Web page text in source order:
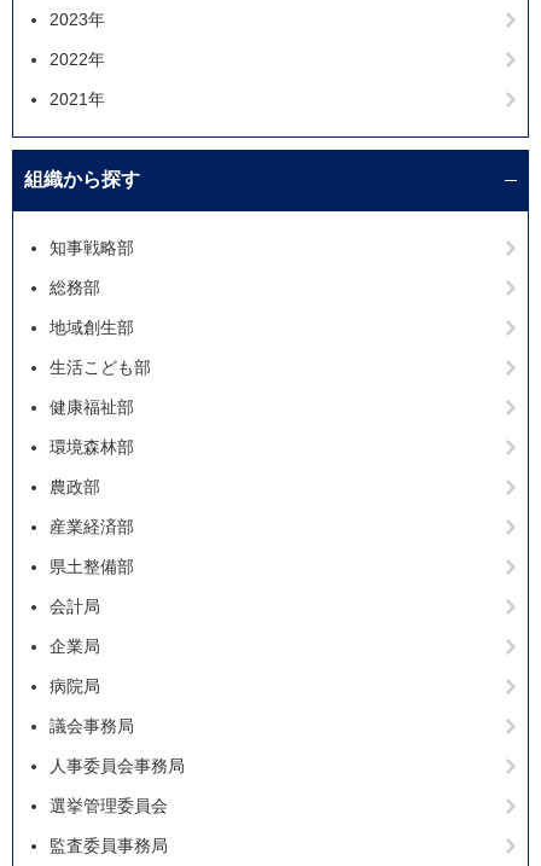
2023年
2022年
2021年
組織から探す
知事戦略部
総務部
地域創生部
生活こども部
健康福祉部
環境森林部
農政部
産業経済部
県土整備部
会計局
企業局
病院局
議会事務局
人事委員会事務局
選挙管理委員会
監査委員事務局